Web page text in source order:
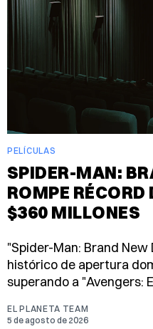
PELÍCULAS
SPIDER-MAN:
ROMPE RÉCORD
$360 MILLONES
"Spider-Man: Brand
histórico de apertura
superando a "Avengers:
EL PLANETA TEAM
5 de agosto de 2026